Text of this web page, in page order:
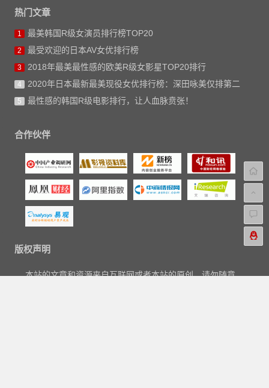
热门文章
1 最美韩国R级女演员排行榜TOP20
2 最受欢迎的日本AV女优排行榜
3 2018年最美最性感的欧美R级女影星TOP20排行
4 2020年日本最新最美现役女优排行榜：深田咏美仅排第二
5 最性感的韩国R级电影排行，让人血脉贲张！
合作伙伴
版权声明
本站的文章和资源来自互联网或者本站的原创，请勿随意